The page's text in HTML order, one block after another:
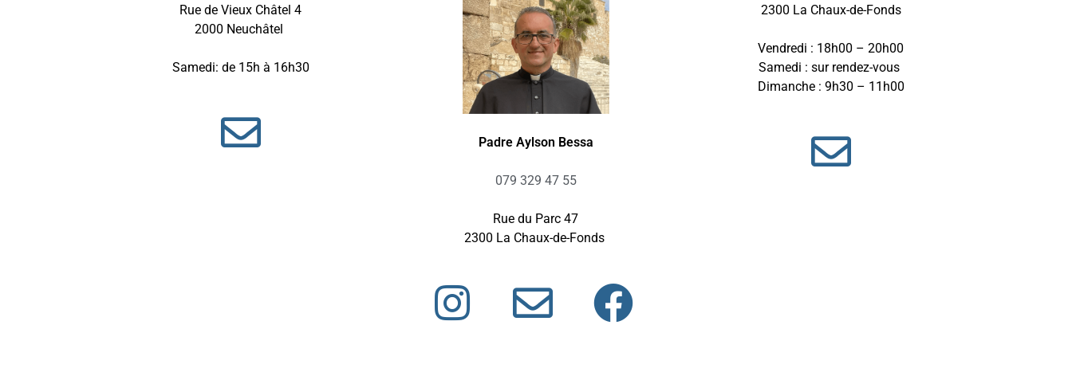
Rue de Vieux Châtel 4
2000 Neuchâtel
Samedi: de 15h à 16h30
Padre Aylson Bessa
079 329 47 55
Rue du Parc 47
2300 La Chaux-de-Fonds
2300 La Chaux-de-Fonds
Vendredi : 18h00 – 20h00
Samedi : sur rendez-vous
Dimanche : 9h30 – 11h00